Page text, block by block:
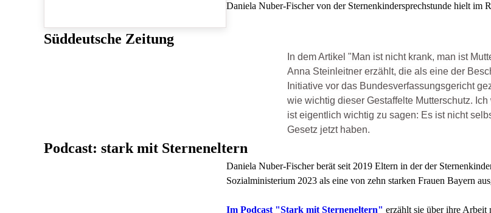
Daniela Nuber-Fischer von der Sternenkindersprechstunde hielt im
Süddeutsche Zeitung
In dem Artikel "Man ist nicht krank, man ist
Anna Steinleitner erzählt, die als eine der
Initiative vor das Bundesverfassungsgericht
wie wichtig dieser Gestaffelte Mutterschutz.
ist eigentlich wichtig zu sagen: Es ist nicht
Gesetz jetzt haben.
Podcast: stark mit Sterneneltern
Daniela Nuber-Fischer berät seit 2019 Eltern in der der
Sozialministerium 2023 als eine von zehn starken Frauen Bayern
Im Podcast "Stark mit Sterneneltern" erzählt sie über ihre Arbeit